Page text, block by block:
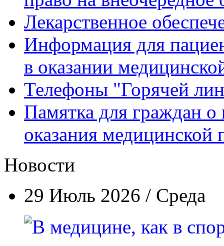
Лекарственное
Информация для
в оказании
Телефоны "Горячей
Памятка для граждан о
оказания
Новости
29 Июль 2026 / Среда